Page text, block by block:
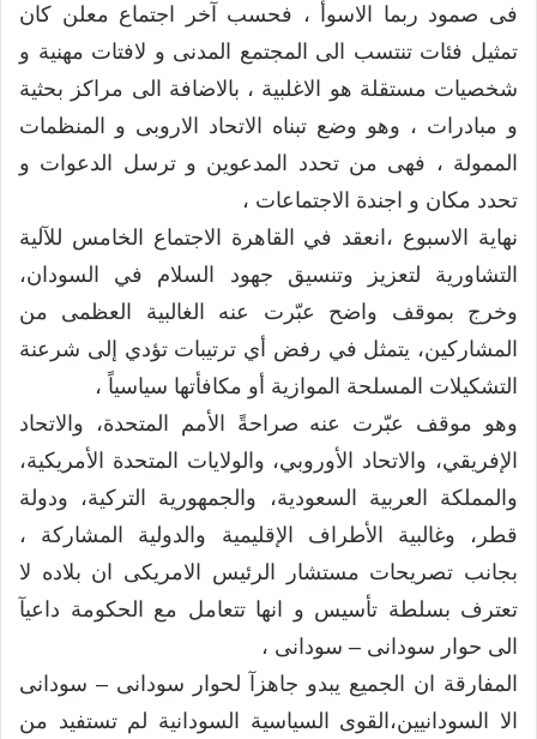
فى صمود ربما الاسوأ ، فحسب آخر اجتماع معلن كان
تمثيل فئات تنتسب الى المجتمع المدنى و لافتات مهنية و
شخصيات مستقلة هو الاغلبية ، بالاضافة الى مراكز بحثية
و مبادرات ، وهو وضع تبناه الاتحاد الاروبى و المنظمات
الممولة ، فهى من تحدد المدعوين و ترسل الدعوات و
تحدد مكان و اجندة الاجتماعات ،
نهاية الاسبوع ،انعقد في القاهرة الاجتماع الخامس للآلية
التشاورية لتعزيز وتنسيق جهود السلام في السودان،
وخرج بموقف واضح عبّرت عنه الغالبية العظمى من
المشاركين، يتمثل في رفض أي ترتيبات تؤدي إلى شرعنة
التشكيلات المسلحة الموازية أو مكافأتها سياسياً ،
وهو موقف عبّرت عنه صراحةً الأمم المتحدة، والاتحاد
الإفريقي، والاتحاد الأوروبي، والولايات المتحدة الأمريكية،
والمملكة العربية السعودية، والجمهورية التركية، ودولة
قطر، وغالبية الأطراف الإقليمية والدولية المشاركة ،
بجانب تصريحات مستشار الرئيس الامريكى ان بلاده لا
تعترف بسلطة تأسيس و انها تتعامل مع الحكومة داعيآ
الى حوار سودانى – سودانى ،
المفارقة ان الجميع يبدو جاهزآ لحوار سودانى – سودانى
الا السودانيين،القوى السياسية السودانية لم تستفيد من